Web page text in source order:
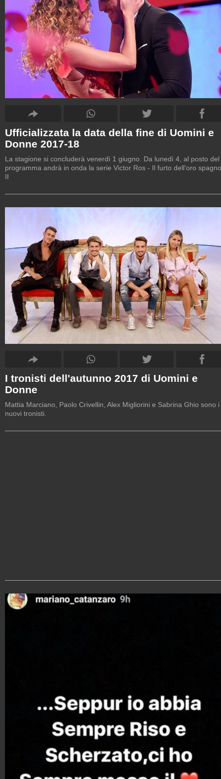
Ufficializzata la data della fine di Uomini e
Donne 2017-18
La stagione si concluderà venerdì 1 giugno. Da lunedì 4, al posto del
programma andrà in onda la serie Victor Ros - Il furto dell'oro
II
I tronisti dell'autunno 2017 di Uomini e
Donne
Mattia Marciano, Paolo Crivellin, Alex Migliorini e Sabrina Ghio sono i
nuovi tronisti.